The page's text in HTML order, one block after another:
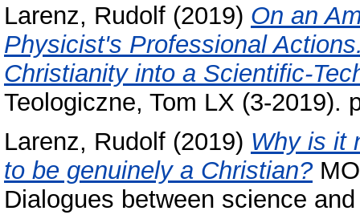
Larenz, Rudolf (2019) On an
Physicist's Professional
Christianity into a Scientific-
Teologiczne, Tom LX (3-2019).
Larenz, Rudolf (2019) Why is it
to be genuinely a Christian?
Dialogues between science